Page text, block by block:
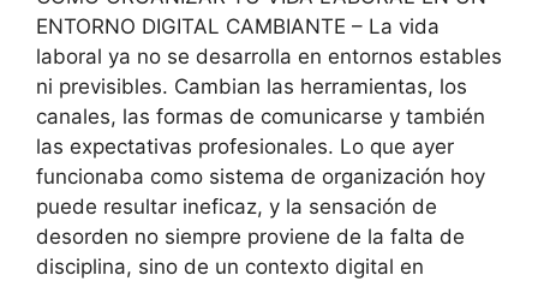
ENTORNO DIGITAL CAMBIANTE – La vida
laboral ya no se desarrolla en entornos estables
ni previsibles. Cambian las herramientas, los
canales, las formas de comunicarse y también
las expectativas profesionales. Lo que ayer
funcionaba como sistema de organización hoy
puede resultar ineficaz, y la sensación de
desorden no siempre proviene de la falta de
disciplina, sino de un contexto digital en